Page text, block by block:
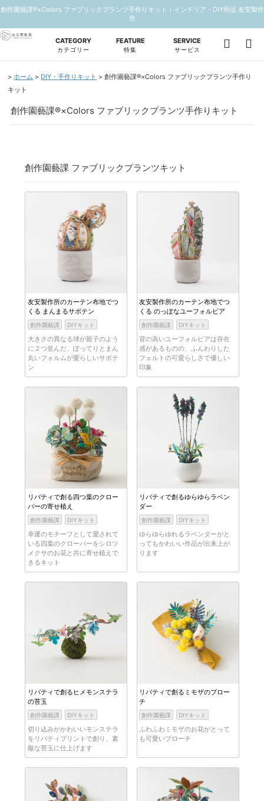
創作園藝課®×Colors ファブリックプランツ手作りキット｜インテリア・DIY用品 友安製作
所
CATEGORY
カテゴリー
FEATURE
特集
SERVICE
サービス
ホーム DIY・手作りキット
創作園藝課®×Colors ファブリックプランツ手作り
キット
創作園藝課®×Colors ファブリックプランツ手作りキット
創作園藝課 ファブリックプランツキット
友安製作所のカーテン布地でつ
くる まんまるサボテン
創作園藝課 DIYキット
大きさの異なる球が親子のよう
に２つ並んだ、ぽってりとまん
丸いフォルムが愛らしいサボテ
ン
友安製作所のカーテン布地でつ
くる のっぽなユーフォルビア
創作園藝課 DIYキット
背の高いユーフォルビアは存在
感があるものの、ふんわりした
フェルトの可愛らしさで優しい
印象
リバティで創る四つ葉のクロー
バーの寄せ植え
創作園藝課 DIYキット
幸運のモチーフとして愛されて
いる四葉のクローバーをシロツ
メクサのお花と共に寄せ植えで
きるキット
リバティで創るゆらゆらラベン
ダー
創作園藝課 DIYキット
ゆらゆらゆれるラベンダーがと
ってもかわいい作品が出来上が
ります
リバティで創るヒメモンステラ
の苔玉
創作園藝課 DIYキット
切り込みがかわいいモンステラ
をリバティプリントで創り、素
敵な苔玉に仕上げます
リバティで創るミモザのブロー
チ
創作園藝課 DIYキット
ふわふわミモザのお花がとって
も可愛いブローチ